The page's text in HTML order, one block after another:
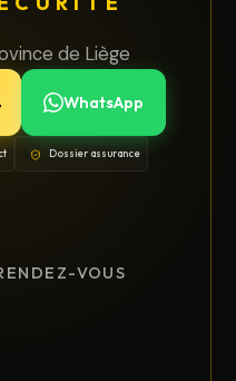
de Liège
WhatsApp
Dossier assurance
VOUS